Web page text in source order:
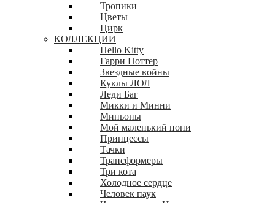
Тропики
Цветы
Цирк
КОЛЛЕКЦИИ
Hello Kitty
Гарри Поттер
Звездные войны
Куклы ЛОЛ
Леди Баг
Микки и Минни
Миньоны
Мой маленький пони
Принцессы
Тачки
Трансформеры
Три кота
Холодное сердце
Человек паук